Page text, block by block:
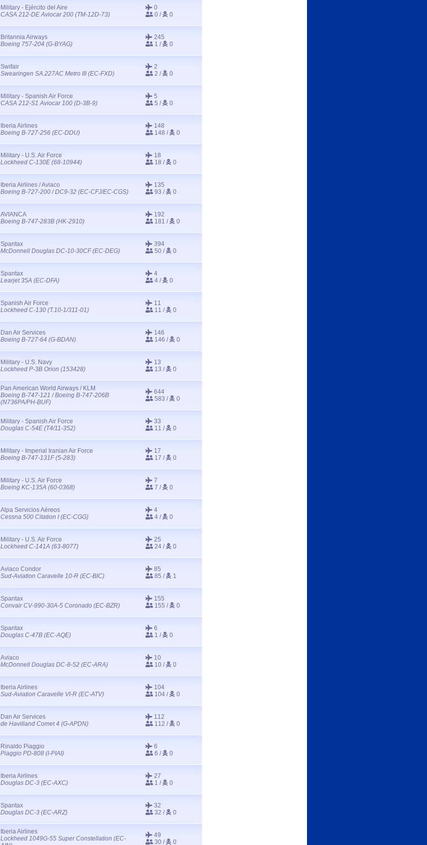
Military - Ejército del Aire
CASA 212-DE Aviocar 200 (TM-12D-73)
0
0 /
0
Britannia Airways
Boeing 757-204 (G-BYAG)
245
1 /
0
Swifair
Swearingen SA.227AC Metro III (EC-FXD)
2
2 /
0
Military - Spanish Air Force
CASA 212-S1 Aviocar 100 (D-3B-9)
5
5 /
0
Iberia Airlines
Boeing B-727-256 (EC-DDU)
148
148 /
0
Military - U.S. Air Force
Lockheed C-130E (68-10944)
18
18 /
0
Iberia Airlines / Aviaco
Boeing B-727-200 / DC9-32 (EC-CFJ/EC-CGS)
135
93 /
0
AVIANCA
Boeing B-747-283B (HK-2910)
192
181 /
0
Spantax
McDonnell Douglas DC-10-30CF (EC-DEG)
394
50 /
0
Spantax
Learjet 35A (EC-DFA)
4
4 /
0
Spanish Air Force
Lockheed C-130 (T.10-1/311-01)
11
11 /
0
Dan Air Services
Boeing B-727-64 (G-BDAN)
146
146 /
0
Military - U.S. Navy
Lockheed P-3B Orion (153428)
13
13 /
0
Pan American World Airways / KLM
Boeing B-747-121 / Boeing B-747-206B
(N736PA/PH-BUF)
644
583 /
0
Military - Spanish Air Force
Douglas C-54E (T4/11-352)
33
11 /
0
Military - Imperial Iranian Air Force
Boeing B-747-131F (5-283)
17
17 /
0
Military - U.S. Air Force
Boeing KC-135A (60-0368)
7
7 /
0
Alpa Servicios Aéreos
Cessna 500 Citation I (EC-CGG)
4
4 /
0
Military - U.S. Air Force
Lockheed C-141A (63-8077)
25
24 /
0
Aviaco Condor
Sud-Aviation Caravelle 10-R (EC-BIC)
85
85 /
1
Spantax
Convair CV-990-30A-5 Coronado (EC-BZR)
155
155 /
0
Spantax
Douglas C-47B (EC-AQE)
6
1 /
0
Aviaco
McDonnell Douglas DC-8-52 (EC-ARA)
10
10 /
0
Iberia Airlines
Sud-Aviation Caravelle VI-R (EC-ATV)
104
104 /
0
Dan Air Services
de Havilland Comet 4 (G-APDN)
112
112 /
0
Rinaldo Piaggio
Piaggio PD-808 (I-PIAI)
6
6 /
0
Iberia Airlines
Douglas DC-3 (EC-AXC)
27
1 /
0
Spantax
Douglas DC-3 (EC-ARZ)
32
32 /
0
Iberia Airlines
Lockheed 1049G-55 Super Constellation (EC-
49
30 /
0